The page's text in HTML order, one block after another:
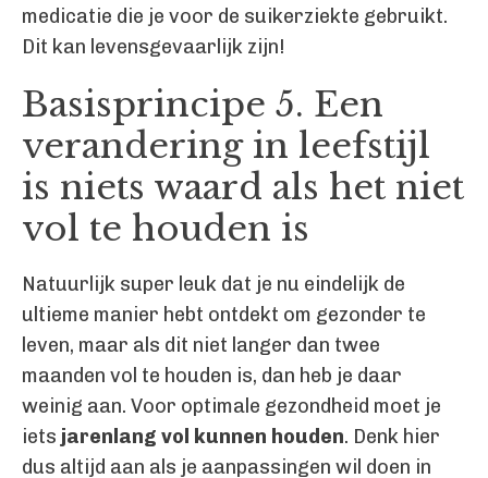
medicatie die je voor de suikerziekte gebruikt.
Dit kan levensgevaarlijk zijn!
Basisprincipe 5. Een
verandering in leefstijl
is niets waard als het niet
vol te houden is
Natuurlijk super leuk dat je nu eindelijk de
ultieme manier hebt ontdekt om gezonder te
leven, maar als dit niet langer dan twee
maanden vol te houden is, dan heb je daar
weinig aan. Voor optimale gezondheid moet je
iets jarenlang vol kunnen houden. Denk hier
dus altijd aan als je aanpassingen wil doen in